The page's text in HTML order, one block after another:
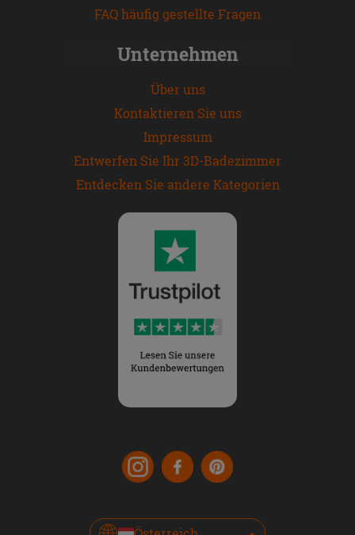
FAQ häufig gestellte Fragen
Unternehmen
Über uns
Kontaktieren Sie uns
Impressum
Entwerfen Sie Ihr 3D-Badezimmer
Entdecken Sie andere Kategorien